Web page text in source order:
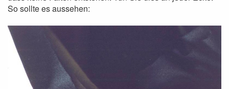
So sollte es aussehen: